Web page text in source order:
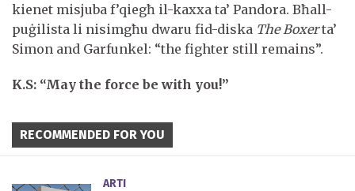
kienet misjuba f’qiegħ il-kaxxa ta’ Pandora. Bħall-
puġilista li nisimgħu dwaru fid-diska The Boxerta’
Simon and Garfunkel: “the fighter still remains”.
K.S: “May the force be with you!”
RECOMMENDED FOR YOU
ARTI